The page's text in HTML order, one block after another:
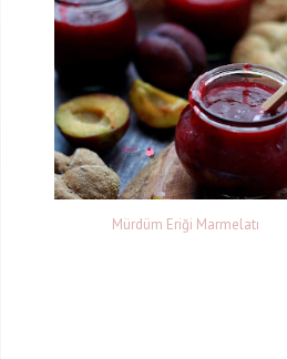
Mürdüm Eriği Marmelatı